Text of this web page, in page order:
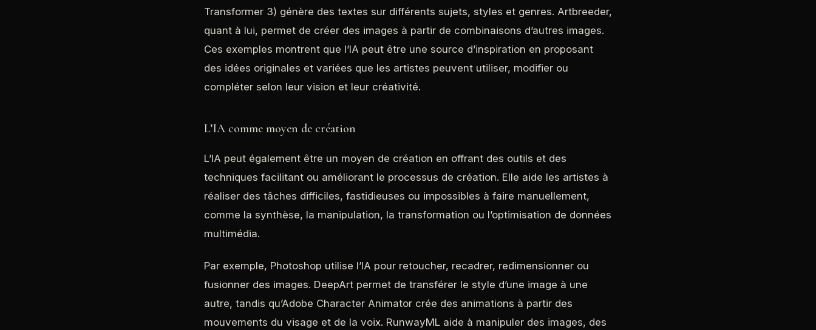
Transformer 3) génère des textes sur différents sujets, styles et genres. Artbreeder,
quant à lui, permet de créer des images à partir de combinaisons d’autres images.
Ces exemples montrent que l’IA peut être une source d’inspiration en proposant
des idées originales et variées que les artistes peuvent utiliser, modifier ou
compléter selon leur vision et leur créativité.
L’IA comme moyen de création
L’IA peut également être un moyen de création en offrant des outils et des
techniques facilitant ou améliorant le processus de création. Elle aide les artistes à
réaliser des tâches difficiles, fastidieuses ou impossibles à faire manuellement,
comme la synthèse, la manipulation, la transformation ou l’optimisation de données
multimédia.
Par exemple, Photoshop utilise l’IA pour retoucher, recadrer, redimensionner ou
fusionner des images. DeepArt permet de transférer le style d’une image à une
autre, tandis qu’Adobe Character Animator crée des animations à partir des
mouvements du visage et de la voix. RunwayML aide à manipuler des images, des